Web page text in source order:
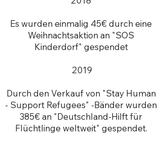
Es wurden einmalig 45€ durch eine
Weihnachtsaktion an "SOS
Kinderdorf" gespendet
2019
Durch den Verkauf von "Stay Human
- Support Refugees" -Bänder wurden
385€ an "Deutschland-Hilft für
Flüchtlinge weltweit" gespendet.